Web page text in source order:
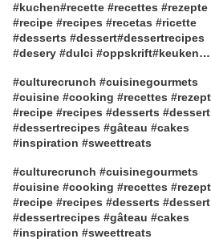
#kuchen#recette #recettes #rezepte
#recipe #recipes #recetas #ricette
#desserts #dessert#dessertrecipes
#desery #dulci #oppskrift#keuken
#gâteau#cakes #inspiration
#sweettreats #przepisynadeser
#przepisykuliname #ciasto #recetas
#postres
#culturecrunch #cuisinegourmets
#cuisine #cooking #recettes #rezepte
#recipe #recipes #desserts #dessert
#dessertrecipes #gâteau #cakes
#inspiration #sweettreats
#culturecrunch #cuisinegourmets
#cuisine #cooking #recettes #rezepte
#recipe #recipes #desserts #dessert
#dessertrecipes #gâteau #cakes
#inspiration #sweettreats